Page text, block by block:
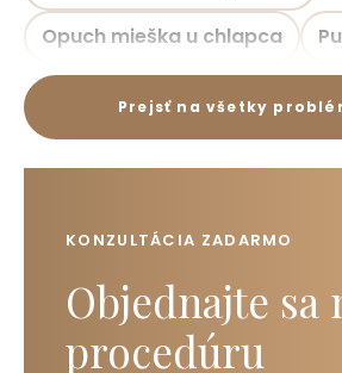
Opuch mieška u chlapca
Prejsť na všetky
KONZULTÁCIA ZADARMO
Objednajte sa
procedúru